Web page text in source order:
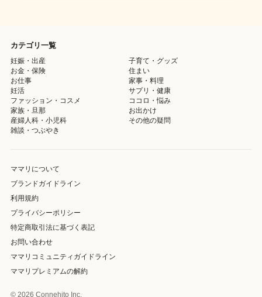
カテゴリ一覧
妊娠・出産
子育て・グッズ
お金・保険
住まい
お仕事
家事・料理
妊活
サプリ・健康
ファッション・コスメ
ココロ・悩み
家族・旦那
お出かけ
産婦人科・小児科
その他の疑問
雑談・つぶやき
ママリについて
ブランドガイドライン
利用規約
プライバシーポリシー
特定商取引法に基づく表記
お問い合わせ
ママリコミュニティガイドライン
ママリプレミアムの解約
© 2026 Connehito Inc.